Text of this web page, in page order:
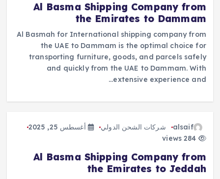
Al Basma Shipping Company from
the Emirates to Dammam
Al Basmah for International shipping company from
the UAE to Dammam is the optimal choice for
transporting furniture, goods, and parcels safely
and quickly from the UAE to Dammam. With
extensive experience and…
alsaif شركات الشحن الدولي
أغسطس 25, 2025
Al Basma Shipping Company from
the Emirates to Jeddah